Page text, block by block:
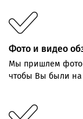
Фото и видео
Мы пришлем фото
чтобы Вы были на